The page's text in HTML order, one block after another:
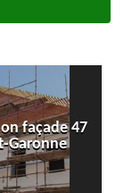
façade 47
Garonne